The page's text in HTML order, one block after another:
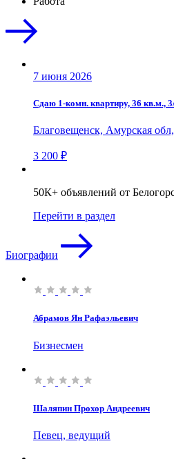
7 июня 2026
Сдаю 1-комн. квартиру, 36 кв.м.,
Благовещенск, Амурская
3 200 ₽
50К+ объявлений от
Перейти в раздел
Биографии
Абрамов Ян Рафаэльевич
Бизнесмен
Шаляпин Прохор Андреевич
Певец, ведущий